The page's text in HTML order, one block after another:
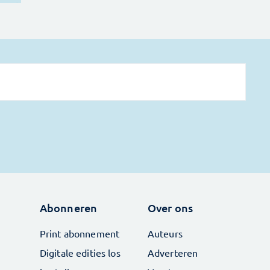
Abonneren
Print abonnement
Digitale edities los
Over ons
Auteurs
Adverteren